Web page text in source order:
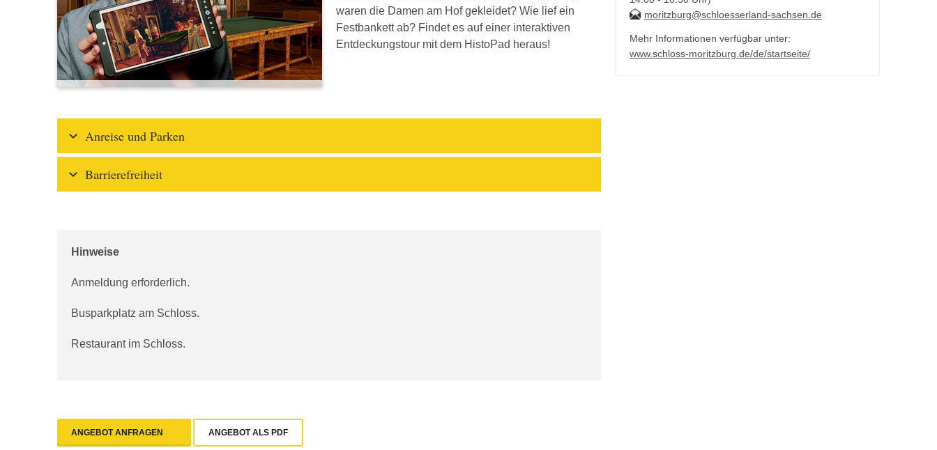
waren die Damen am Hof gekleidet? Wie lief ein
Festbankett ab? Findet es auf einer interaktiven
Entdeckungstour mit dem HistoPad heraus!
Anreise und Parken
Barrierefreiheit
Hinweise
Anmeldung erforderlich.
Busparkplatz am Schloss.
Restaurant im Schloss.
ANGEBOT ANFRAGEN ANGEBOT ALS PDF
moritzburg@schloesserland-sachsen.de
Mehr Informationen verfügbar unter:
www.schloss-moritzburg.de/de/startseite/